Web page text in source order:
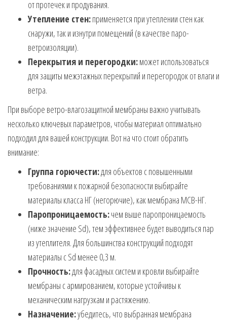
от протечек и продувания.
Утепление стен:применяется при утеплении стен как
снаружи, так и изнутри помещений (в качестве паро-
ветроизоляции).
Перекрытия и перегородки:может использоваться
для защиты межэтажных перекрытий и перегородок от влаги и
ветра.
При выборе ветро-влагозащитной мембраны важно учитывать
несколько ключевых параметров, чтобы материал оптимально
подходил для вашей конструкции. Вот на что стоит обратить
внимание:
Группа горючести:для объектов с повышенными
требованиями к пожарной безопасности выбирайте
материалы класса НГ (негорючие), как мембрана МСВ-НГ.
Паропроницаемость:чем выше паропроницаемость
(ниже значение Sd), тем эффективнее будет выводиться пар
из утеплителя. Для большинства конструкций подходят
материалы с Sd менее 0,3 м.
Прочность:для фасадных систем и кровли выбирайте
мембраны с армированием, которые устойчивы к
механическим нагрузкам и растяжению.
Назначение:убедитесь, что выбранная мембрана